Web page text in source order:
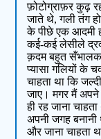
फ़ोटोग्राफ़र कुढ़
जाते थे, गली तंग
के पीछे एक आदमी
कई-कई लेसीले
क़दम बहुत
प्यासा गलियों के
चाहता था कि
जाए। मगर मैं अपने
ही रह जाना
अपनी जगह
और जाना चाहता